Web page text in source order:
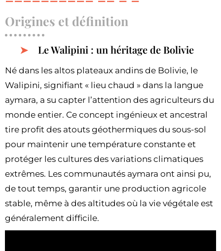
Origines et définition
Le Walipini : un héritage de Bolivie
Né dans les altos plateaux andins de Bolivie, le
Walipini, signifiant « lieu chaud » dans la langue
aymara, a su capter l’attention des agriculteurs du
monde entier. Ce concept ingénieux et ancestral
tire profit des atouts géothermiques du sous-sol
pour maintenir une température constante et
protéger les cultures des variations climatiques
extrêmes. Les communautés aymara ont ainsi pu,
de tout temps, garantir une production agricole
stable, même à des altitudes où la vie végétale est
généralement difficile.